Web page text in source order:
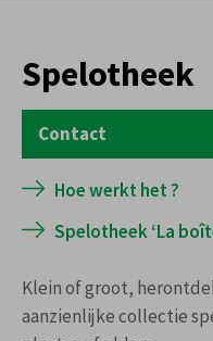
Spelotheek
Contact
SPELOTHEEK
S.
dinsdag tot vrijdag van
zaterdag van 9u. tot 13u.
Hoe werkt het ?
Spelotheek ‘La
Klein of groot,
aanzienlijke collectie